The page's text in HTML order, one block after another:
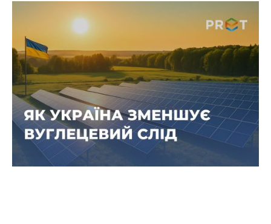
Енергія без викидів: як сонячні
станції зменшують вуглецевий слід
України
Українські компанії дедалі активніше
переходять на «зелену» енергію, зменшуючи
залежність від традиційних джерел і
скорочуючи свій вуглецевий слід.